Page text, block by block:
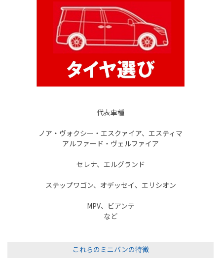
代表車種
ノア・ヴォクシー・エスクァイア、エスティマ
アルファード・ヴェルファイア
セレナ、エルグランド
ステップワゴン、オデッセイ、エリシオン
MPV、ビアンテ
など
これらのミニバンの特徴